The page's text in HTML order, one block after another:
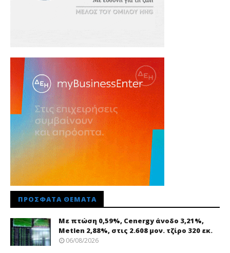
ΠΡΌΣΦΑΤΑ ΘΈΜΑΤΑ
Με πτώση 0,59%, Cenergy άνοδο 3,21%,
Metlen 2,88%, στις 2.608 μον. τζίρο 320 εκ.
06/08/2026